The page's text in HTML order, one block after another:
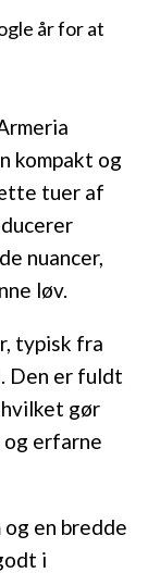
kompakt og
tuer af
nuancer,
løv.
typisk fra
Den er fuldt
gør
erfarne
og en bredde
i
år for at